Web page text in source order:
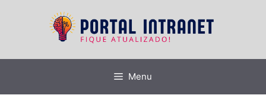
conteúdo
Menu